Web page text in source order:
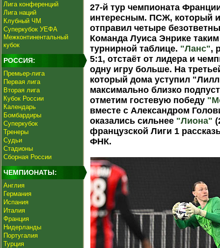
Лига конференций
Лига наций
Клубный ЧМ
Суперкубок УЕФА
Межконтинентальный
кубок
РОССИЯ:
Премьер-лига
Первая лига
Вторая лига
Кубок России
Календарь
Бомбардиры
Суперкубок
Тренеры
Судьи
Стадионы
Сборная России
ЧЕМПИОНАТЫ:
Англия
Германия
Испания
Италия
Франция
Нидерланды
Португалия
Турция
27-й тур чемпионата
интересным. ПСЖ, который
отправил четыре
Команда Луиса Энрике
турнирной таблице. "Ланс",
5:1, отстаёт от лидера и
одну игру больше. На
который дома уступил
максимально близко
отметим гостевую победу
вместе с Александром
оказались сильнее "Лиона"
французской Лиги 1
ФНК.